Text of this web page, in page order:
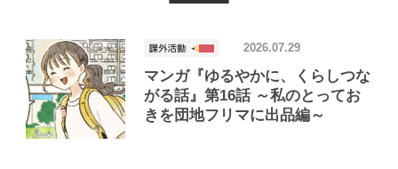
マンガ『ゆるやかに、くらしつな
がる話』第16話 ～私のとってお
きを団地フリマに出品編～
2026.07.29